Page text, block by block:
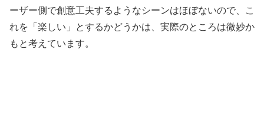
ーザー側で創意工夫するようなシーンはほぼないので、こ
れを「楽しい」とするかどうかは、実際のところは微妙か
もと考えています。